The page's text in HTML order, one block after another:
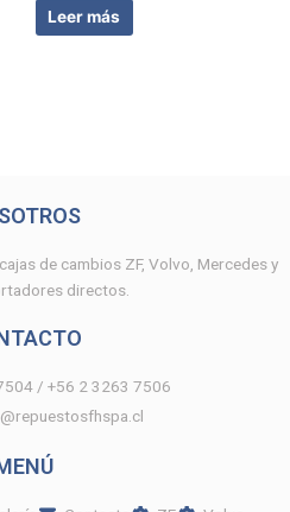
Leer más
de cambios ZF, Volvo, Mercedes y
directos.
/ +56 2 3263 7506